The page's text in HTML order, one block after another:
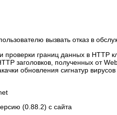
вызвать отказ в
проверки границ данных в HTTP
заголовков, полученных от
обновления сигнатур
(0.88.2) с сайта